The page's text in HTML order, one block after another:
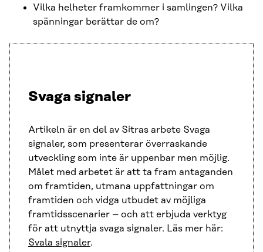
Vilka helheter framkommer i samlingen? Vilka
spänningar berättar de om?
Svaga signaler
Artikeln är en del av Sitras arbete Svaga
signaler, som presenterar överraskande
utveckling som inte är uppenbar men möjlig.
Målet med arbetet är att ta fram antaganden
om framtiden, utmana uppfattningar om
framtiden och vidga utbudet av möjliga
framtidsscenarier – och att erbjuda verktyg
för att utnyttja svaga signaler. Läs mer här:
Svala signaler.